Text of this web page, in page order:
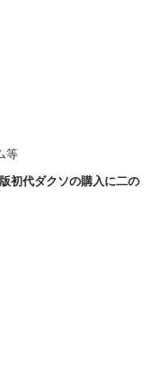
等
初代ダクソの購入に二の